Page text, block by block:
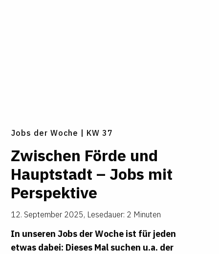
Jobs der Woche | KW 37
Zwi­schen Förde und
Haupt­stadt – Jobs mit
Per­spek­tive
12. September 2025, Lesedauer: 2 Minuten
In unseren Jobs der Woche ist für jeden
etwas dabei: Dieses Mal suchen u.a. der